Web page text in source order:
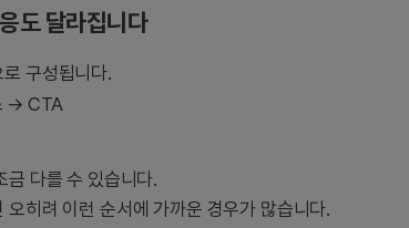
도 달라집니다
구성됩니다.
→ CTA
금 다를 수 있습니다.
히려 이런 순서에 가까운 경우가 많습니다.